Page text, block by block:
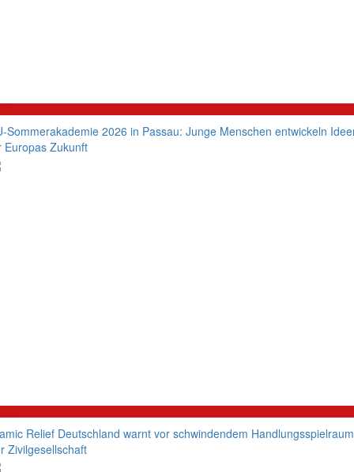
Sommerakademie 2026 in Passau: Junge Menschen entwickeln
Europas Zukunft
Relief Deutschland warnt vor schwindendem Handlungsspielraum
Zivilgesellschaft